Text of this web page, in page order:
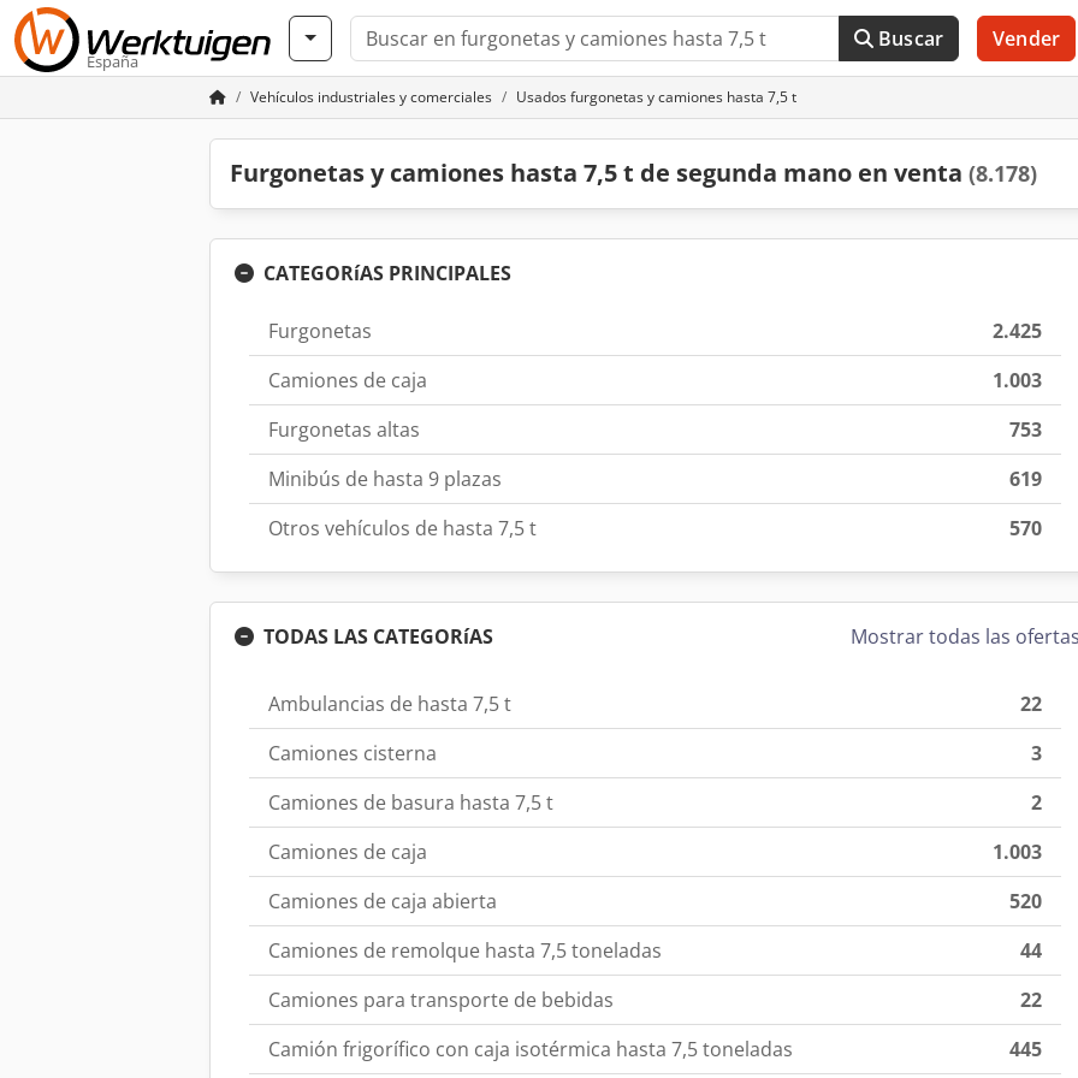
España
Buscar Vender
Vehículos industriales y comerciales Usados furgonetas y camiones hasta 7,5 t
Furgonetas y camiones hasta 7,5 t de segunda mano en venta (8.178)
CATEGORíAS PRINCIPALES
Furgonetas
2.425
Camiones de caja
1.003
Furgonetas altas
753
Minibús de hasta 9 plazas
619
Otros vehículos de hasta 7,5 t
570
TODAS LAS CATEGORíAS Mostrar todas las
Ambulancias de hasta 7,5 t
22
Camiones cisterna
3
Camiones de basura hasta 7,5 t
2
Camiones de caja
1.003
Camiones de caja abierta
520
Camiones de remolque hasta 7,5 toneladas
44
Camiones para transporte de bebidas
22
Camión frigorífico con caja isotérmica hasta 7,5 toneladas
445